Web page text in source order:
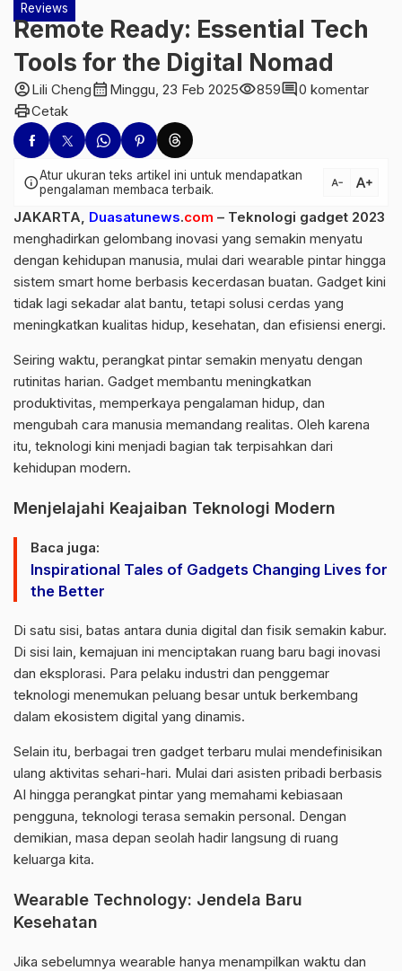
Reviews
Remote Ready: Essential Tech
Tools for the Digital Nomad
account_circleLili Chengcalendar_month Minggu, 23 Feb 2025visibility859comment0 komentar
printCetak
infoAtur ukuran teks artikel ini untuk mendapatkan
pengalaman membaca terbaik.
text_decrease text_increase
JAKARTA, Duasatunews.com – Teknologi gadget 2023
menghadirkan gelombang inovasi yang semakin menyatu
dengan kehidupan manusia, mulai dari wearable pintar hingga
sistem smart home berbasis kecerdasan buatan. Gadget kini
tidak lagi sekadar alat bantu, tetapi solusi cerdas yang
meningkatkan kualitas hidup, kesehatan, dan efisiensi energi.
Seiring waktu, perangkat pintar semakin menyatu dengan
rutinitas harian. Gadget membantu meningkatkan
produktivitas, memperkaya pengalaman hidup, dan
mengubah cara manusia memandang realitas. Oleh karena
itu, teknologi kini menjadi bagian tak terpisahkan dari
kehidupan modern.
Menjelajahi Keajaiban Teknologi Modern
Baca juga:
Inspirational Tales of Gadgets Changing Lives for
the Better
Di satu sisi, batas antara dunia digital dan fisik semakin kabur.
Di sisi lain, kemajuan ini menciptakan ruang baru bagi inovasi
dan eksplorasi. Para pelaku industri dan penggemar
teknologi menemukan peluang besar untuk berkembang
dalam ekosistem digital yang dinamis.
Selain itu, berbagai tren gadget terbaru mulai mendefinisikan
ulang aktivitas sehari-hari. Mulai dari asisten pribadi berbasis
AI hingga perangkat pintar yang memahami kebiasaan
pengguna, teknologi terasa semakin personal. Dengan
demikian, masa depan seolah hadir langsung di ruang
keluarga kita.
Wearable Technology: Jendela Baru
Kesehatan
Jika sebelumnya wearable hanya menampilkan waktu dan